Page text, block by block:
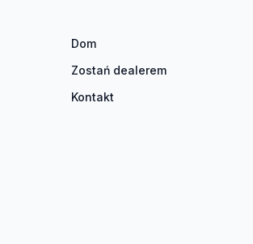
Dom
Zostań dealerem
Kontakt